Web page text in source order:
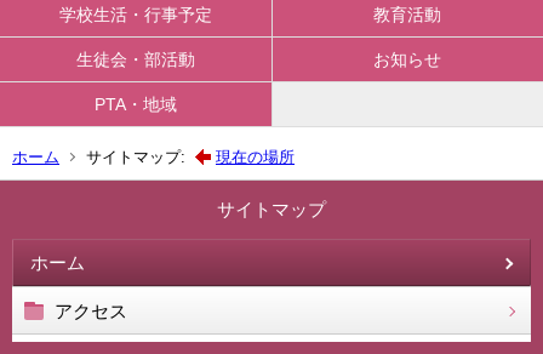
学校生活・行事予定 教育活動
生徒会・部活動 お知らせ
PTA・地域
ホーム サイトマップ: 現在の場所
サイトマップ
ホーム
アクセス